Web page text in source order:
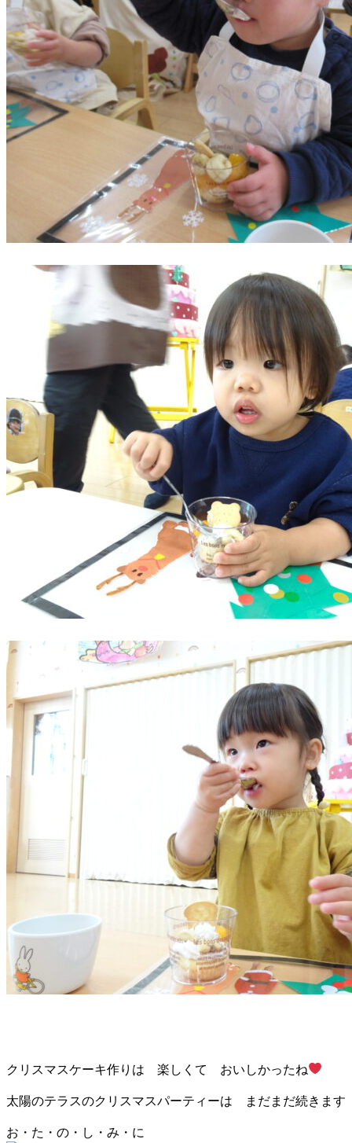
クリスマスケーキ作りは 楽しくて おいしかったね
太陽のテラスのクリスマスパーティーは まだまだ続きます
お・た・の・し・み・に